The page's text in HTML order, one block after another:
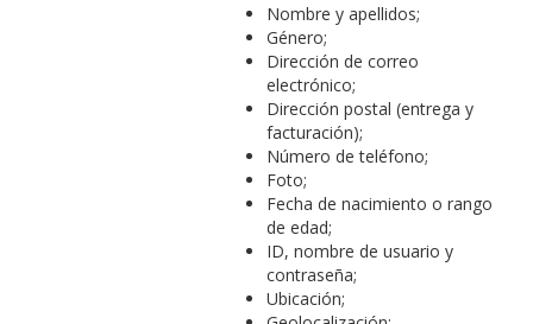
Nombre y apellidos;
Género;
Dirección de correo
electrónico;
Dirección postal (entrega y
facturación);
Número de teléfono;
Foto;
Fecha de nacimiento o rango
de edad;
ID, nombre de usuario y
contraseña;
Ubicación;